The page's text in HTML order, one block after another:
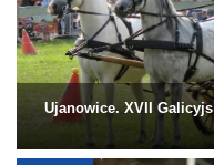
Ujanowice. XVII